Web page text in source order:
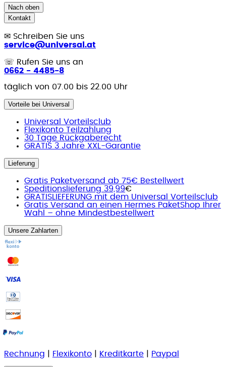
Nach oben
Kontakt
✉ Schreiben Sie uns
service@universal.at
☏ Rufen Sie uns an
0662 - 4485-8
täglich von 07.00 bis 22.00 Uhr
Vorteile bei Universal
Universal Vorteilsclub
Flexikonto Teilzahlung
30 Tage Rückgaberecht
GRATIS 3 Jahre XXL-Garantie
Lieferung
Gratis Paketversand ab 75€ Bestellwert
Speditionslieferung 39,99€
GRATISLIEFERUNG mit dem Universal Vorteilsclub
Gratis Versand an einen Hermes PaketShop Ihrer
Wahl – ohne Mindestbestellwert
Unsere Zahlarten
Rechnung Flexikonto Kreditkarte Paypal